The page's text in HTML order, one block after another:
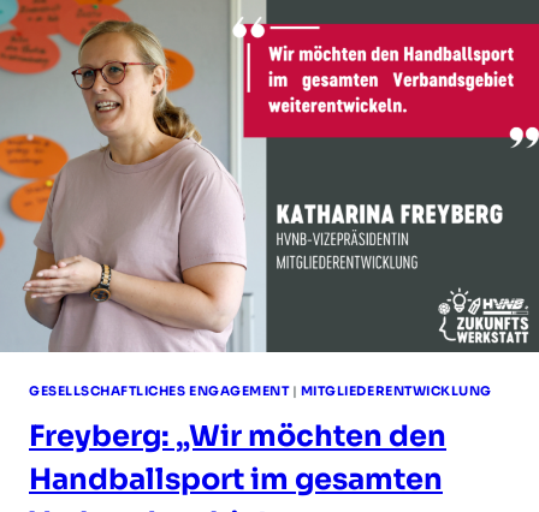
GESELLSCHAFTLICHES ENGAGEMENT| MITGLIEDERENTWICKLUNG
Freyberg: „Wir möchten den
Handballsport im gesamten